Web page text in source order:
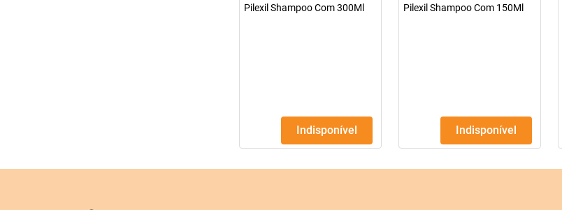
Pilexil Shampoo Com 300Ml
Indisponível
Pilexil Shampoo Com 150Ml
Indisponível